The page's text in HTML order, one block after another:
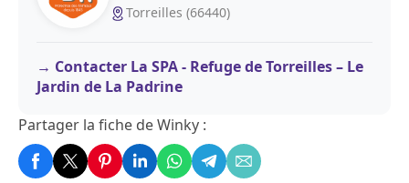
Torreilles (66440)
Contacter La SPA - Refuge de Torreilles – Le
Jardin de La Padrine
Partager la fiche de Winky :